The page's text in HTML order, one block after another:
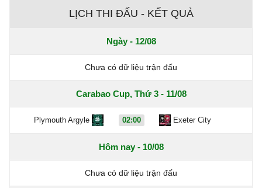
LỊCH THI ĐẤU - KẾT QUẢ
Ngày - 12/08
Chưa có dữ liệu trận đấu
Carabao Cup, Thứ 3 - 11/08
Plymouth Argyle 02:00 Exeter City
Hôm nay - 10/08
Chưa có dữ liệu trận đấu